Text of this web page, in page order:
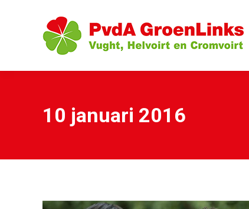
10 januari 2016